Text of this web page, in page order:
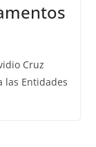
Cruz
las Entidades